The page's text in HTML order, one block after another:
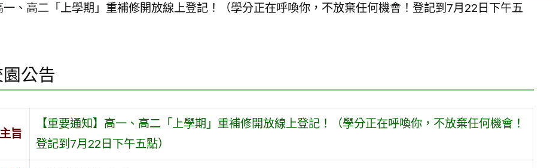
一、高二「上學期」重補修開放線上登記！（學分正在呼喚你，不放棄任何機會！登記到7月22日下午五
公告
旨
【重要通知】高一、高二「上學期」重補修開放線上登記！（學分正在呼喚你，不放棄任何機會！
登記到7月22日下午五點）